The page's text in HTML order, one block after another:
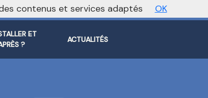
Vers le site national
ET
?
ACTUALITÉS
contenus et services adaptés OK